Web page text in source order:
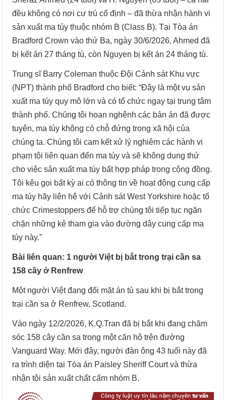
đều không có nơi cư trú cố định – đã thừa nhận hành vi
sản xuất ma túy thuộc nhóm B (Class B). Tại Tòa án
Bradford Crown vào thứ Ba, ngày 30/6/2026, Ahmed đã
bị kết án 27 tháng tù, còn Nguyen bị kết án 24 tháng tù.
Trung sĩ Barry Coleman thuộc Đội Cảnh sát Khu vực
(NPT) thành phố Bradford cho biết: “Đây là một vụ sản
xuất ma túy quy mô lớn và có tổ chức ngay tại trung tâm
thành phố. Chúng tôi hoan nghênh các bản án đã được
tuyên, ma túy không có chỗ đứng trong xã hội của
chúng ta. Chúng tôi cam kết xử lý nghiêm các hành vi
phạm tội liên quan đến ma túy và sẽ không dung thứ
cho việc sản xuất ma túy bất hợp pháp trong cộng đồng.
Tôi kêu gọi bất kỳ ai có thông tin về hoạt động cung cấp
ma túy hãy liên hệ với Cảnh sát West Yorkshire hoặc tổ
chức Crimestoppers để hỗ trợ chúng tôi tiếp tục ngăn
chặn những kẻ tham gia vào đường dây cung cấp ma
túy này.”
Bài liên quan: 1 người Việt bị bắt trong trại cần sa
158 cây ở Renfrew
Một người Việt đang đối mặt án tù sau khi bị bắt trong
trại cần sa ở Renfrew, Scotland.
Vào ngày 12/2/2026, K.Q.Tran đã bị bắt khi đang chăm
sóc 158 cây cần sa trong một căn hộ trên đường
Vanguard Way. Mới đây, người đàn ông 43 tuổi này đã
ra trình diện tại Tòa án Paisley Sheriff Court và thừa
nhận tội sản xuất chất cấm nhóm B.